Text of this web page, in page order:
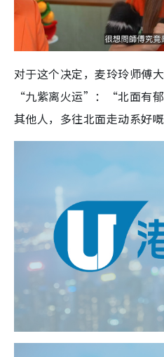
对于这个决定，麦玲玲师傅
“九紫离火运”：“北面有
其他人，多往北面走动系好